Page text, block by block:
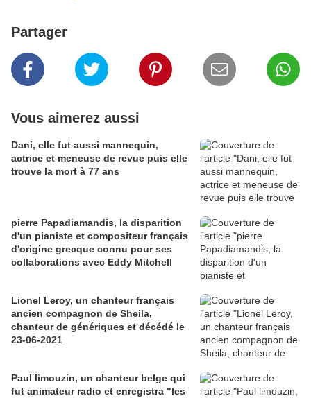
Partager
Vous aimerez aussi
Dani, elle fut aussi mannequin,
actrice et meneuse de revue puis elle
trouve la mort à 77 ans
pierre Papadiamandis, la disparition
d'un pianiste et compositeur français
d'origine grecque connu pour ses
collaborations avec Eddy Mitchell
Lionel Leroy, un chanteur français
ancien compagnon de Sheila,
chanteur de génériques et décédé le
23-06-2021
Paul limouzin, un chanteur belge qui
fut animateur radio et enregistra "les